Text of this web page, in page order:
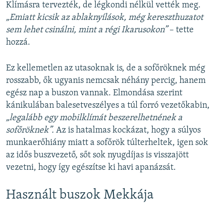
Klímásra tervezték, de légkondi nélkül vették meg.
„Emiatt kicsik az ablaknyílások, még kereszthuzatot
sem lehet csinálni, mint a régi Ikarusokon”– tette
hozzá.
Ez kellemetlen az utasoknak is, de a sofőröknek még
rosszabb, ők ugyanis nemcsak néhány percig, hanem
egész nap a buszon vannak. Elmondása szerint
kánikulában balesetveszélyes a túl forró vezetőkabin,
„legalább egy mobilklímát beszerelhetnének a
sofőröknek”. Az is hatalmas kockázat, hogy a súlyos
munkaerőhiány miatt a sofőrök túlterheltek, igen sok
az idős buszvezető, sőt sok nyugdíjas is visszajött
vezetni, hogy így egészítse ki havi apanázsát.
Használt buszok Mekkája